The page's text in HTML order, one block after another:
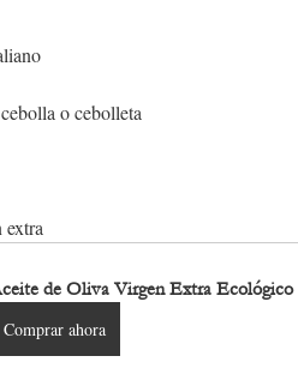
o cebolleta
de Oliva Virgen Extra Ecológico
Comprar ahora